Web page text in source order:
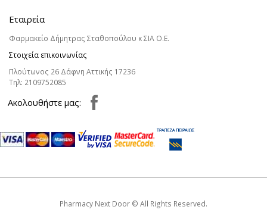
Εταιρεία
Φαρμακείο Δήμητρας Σταθοπούλου κ ΣΙΑ Ο.Ε.
Στοιχεία επικοινωνίας
Πλούτωνος 26 Δάφνη Αττικής 17236
Τηλ: 2109752085
Aκολουθήστε μας:
Pharmacy Next Door © All Rights Reserved.